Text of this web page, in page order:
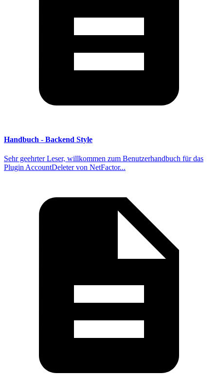
Handbuch - Backend Style
Sehr geehrter Leser, willkommen zum Benutzerhandbuch für das
Plugin AccountDeleter von NetFactor...